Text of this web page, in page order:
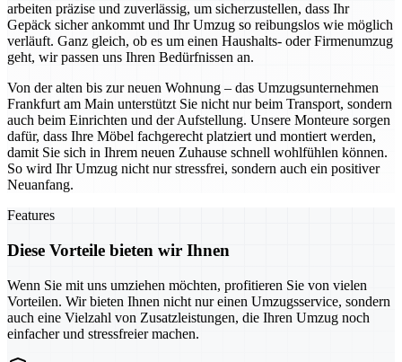
arbeiten präzise und zuverlässig, um sicherzustellen, dass Ihr
Gepäck sicher ankommt und Ihr Umzug so reibungslos wie möglich
verläuft. Ganz gleich, ob es um einen Haushalts- oder Firmenumzug
geht, wir passen uns Ihren Bedürfnissen an.
Von der alten bis zur neuen Wohnung – das Umzugsunternehmen
Frankfurt am Main unterstützt Sie nicht nur beim Transport, sondern
auch beim Einrichten und der Aufstellung. Unsere Monteure sorgen
dafür, dass Ihre Möbel fachgerecht platziert und montiert werden,
damit Sie sich in Ihrem neuen Zuhause schnell wohlfühlen können.
So wird Ihr Umzug nicht nur stressfrei, sondern auch ein positiver
Neuanfang.
Features
Diese Vorteile bieten wir Ihnen
Wenn Sie mit uns umziehen möchten, profitieren Sie von vielen
Vorteilen. Wir bieten Ihnen nicht nur einen Umzugsservice, sondern
auch eine Vielzahl von Zusatzleistungen, die Ihren Umzug noch
einfacher und stressfreier machen.